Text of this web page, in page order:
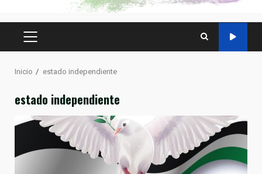
MENÚ
Inicio estado independiente
estado independiente